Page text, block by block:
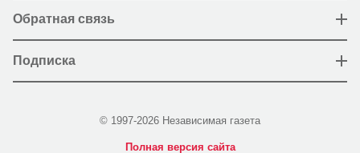
Обратная связь
Подписка
© 1997-2026 Независимая газета
Полная версия сайта